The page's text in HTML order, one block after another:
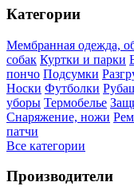
Категории
Мембранная одежда,
собак Куртки и парки
пончо Подсумки
Носки Футболки
уборы Термобелье
Снаряжение, ножи
патчи
Все категории
Производители